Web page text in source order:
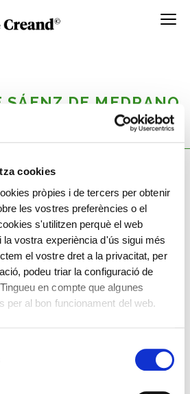
cookies
pròpies i de tercers per obtenir
les vostres preferències o el
s'utilitzen perquè el web
vostra experiència d'ús sigui més
el vostre dret a la privacitat, per
podeu triar la configuració de
en compte que algunes
per al bon funcionament del web.
SÁENZ DE MEDRANO
- 1960, 1960